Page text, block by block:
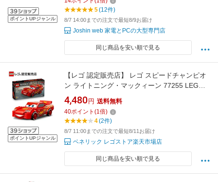
ポイントUPジャンル
5(12件)
8/7 14:00までの注文で最短8/9お届け
Joshin web 家電とPCの大型専門店
同じ商品を安い順で見る
ポイントUPジャンル
【レゴ 認定販売店】 レゴ スピードチャンピオ
ン ライトニング・マックィーン 77255 LEGO
れご おもちゃ 玩具 誕生日 プレゼント ブロック
男の子 女の子 子供 9歳 10歳 11歳 小学生 乗り
物 車 ミニカー インテリア オシャレ
4,480 円 送料無料
40ポイント (1倍)
4(2件)
8/7 11:00までの注文で最短8/11お届け
ベネリック レゴストア楽天市場店
同じ商品を安い順で見る